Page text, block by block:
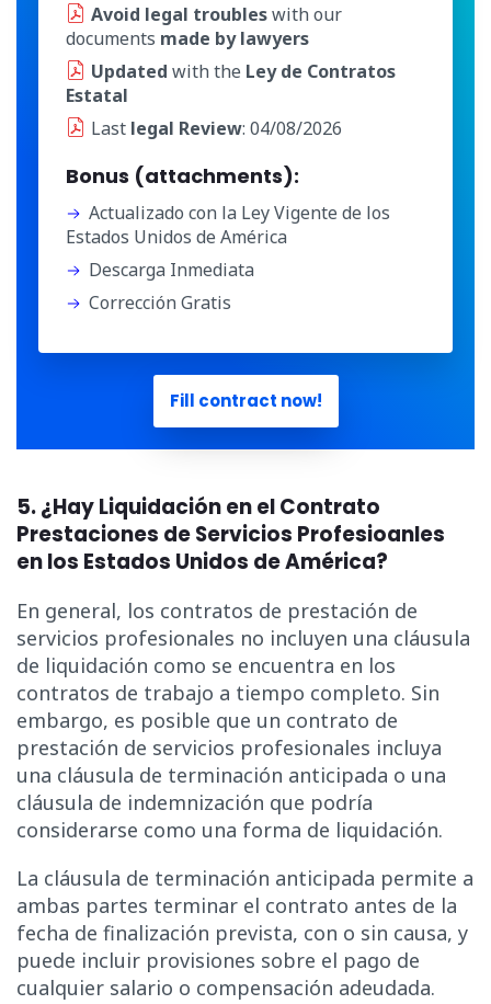
Avoid legal troubleswith our
documents made by lawyers
Updated with the Ley de Contratos
Estatal
Last legal Review: 04/08/2026
Bonus (attachments):
Actualizado con la Ley Vigente de los
Estados Unidos de América
Descarga Inmediata
Corrección Gratis
Fill contract now!
5. ¿Hay Liquidación en el Contrato
Prestaciones de Servicios Profesioanles
en los Estados Unidos de América?
En general, los contratos de prestación de
servicios profesionales no incluyen una cláusula
de liquidación como se encuentra en los
contratos de trabajo a tiempo completo. Sin
embargo, es posible que un contrato de
prestación de servicios profesionales incluya
una cláusula de terminación anticipada o una
cláusula de indemnización que podría
considerarse como una forma de liquidación.
La cláusula de terminación anticipada permite a
ambas partes terminar el contrato antes de la
fecha de finalización prevista, con o sin causa, y
puede incluir provisiones sobre el pago de
cualquier salario o compensación adeudada.